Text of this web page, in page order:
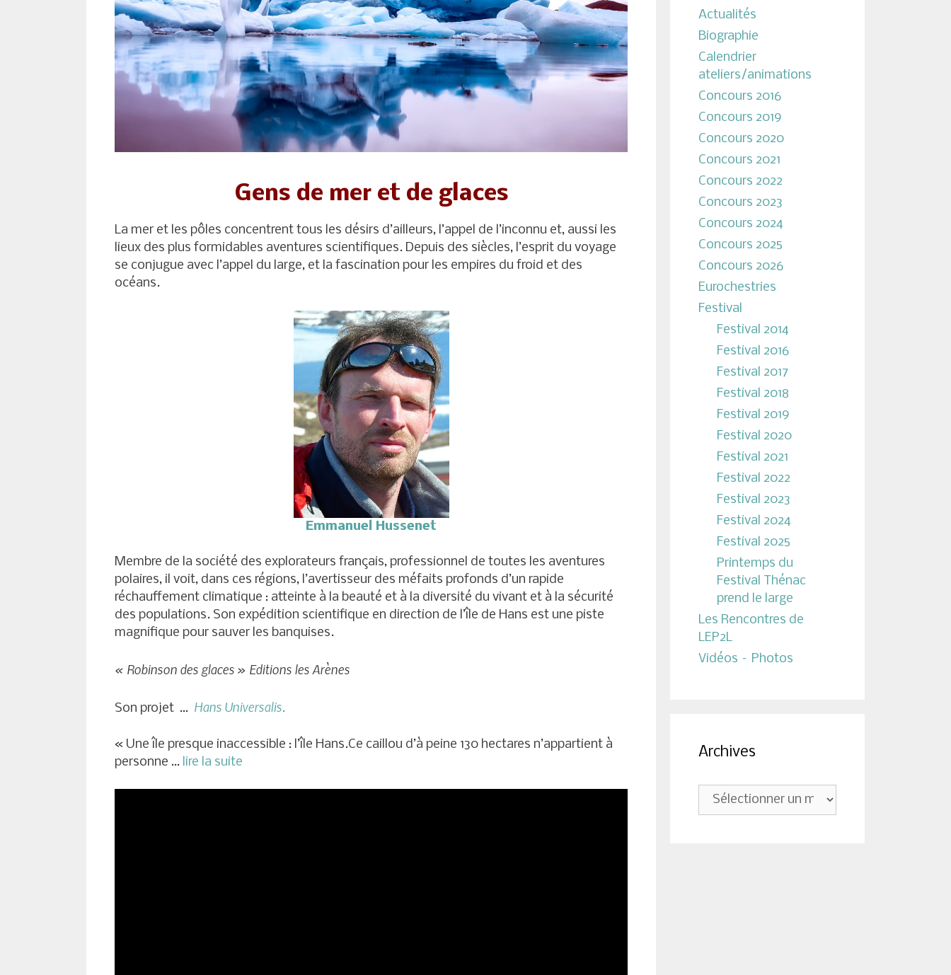
Gens de mer et de glaces
La mer et les pôles concentrent tous les désirs d’ailleurs, l’appel de l’inconnu et, aussi les
lieux des plus formidables aventures scientifiques. Depuis des siècles, l’esprit du voyage
se conjugue avec l’appel du large, et la fascination pour les empires du froid et des
océans.
Emmanuel Hussenet
Membre de la société des explorateurs français, professionnel de toutes les aventures
polaires, il voit, dans ces régions, l’avertisseur des méfaits profonds d’un rapide
réchauffement climatique : atteinte à la beauté et à la diversité du vivant et à la sécurité
des populations. Son expédition scientifique en direction de l’île de Hans est une piste
magnifique pour sauver les banquises.
« Robinson des glaces » Editions les Arènes
Son projet … Hans Universalis.
« Une île presque inaccessible : l’île Hans.Ce caillou d’à peine 130 hectares n’appartient à
personne … lire la suite
Actualités
Biographie
Calendrier
ateliers/animations
Concours 2016
Concours 2019
Concours 2020
Concours 2021
Concours 2022
Concours 2023
Concours 2024
Concours 2025
Concours 2026
Eurochestries
Festival
Festival 2014
Festival 2016
Festival 2017
Festival 2018
Festival 2019
Festival 2020
Festival 2021
Festival 2022
Festival 2023
Festival 2024
Festival 2025
Printemps du
Festival Thénac
prend le large
Les Rencontres de
LEP2L
Vidéos – Photos
Archives
Archives